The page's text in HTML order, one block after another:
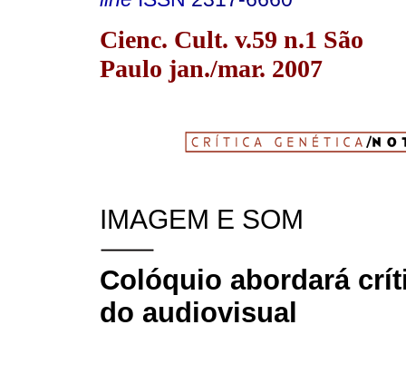
Cienc. Cult. v.59 n.1 São
Paulo jan./mar. 2007
IMAGEM E SOM
Colóquio abordará
do audiovisual